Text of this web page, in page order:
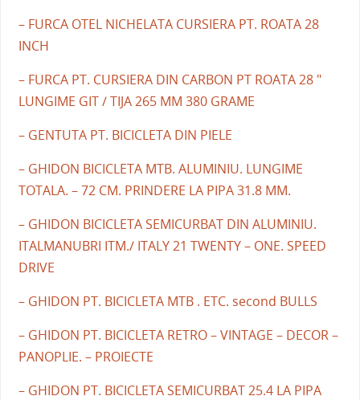
– FURCA OTEL NICHELATA CURSIERA PT. ROATA 28
INCH
– FURCA PT. CURSIERA DIN CARBON PT ROATA 28 "
LUNGIME GIT / TIJA 265 MM 380 GRAME
– GENTUTA PT. BICICLETA DIN PIELE
– GHIDON BICICLETA MTB. ALUMINIU. LUNGIME
TOTALA. – 72 CM. PRINDERE LA PIPA 31.8 MM.
– GHIDON BICICLETA SEMICURBAT DIN ALUMINIU.
ITALMANUBRI ITM./ ITALY 21 TWENTY – ONE. SPEED
DRIVE
– GHIDON PT. BICICLETA MTB . ETC. second BULLS
– GHIDON PT. BICICLETA RETRO – VINTAGE – DECOR –
PANOPLIE. – PROIECTE
– GHIDON PT. BICICLETA SEMICURBAT 25.4 LA PIPA